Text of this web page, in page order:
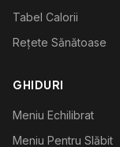
Tabel Calorii
Rețete Sănătoase
GHIDURI
Meniu Echilibrat
Meniu Pentru Slăbit